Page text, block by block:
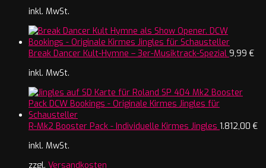
inkl. MwSt.
Break Dancer Kult-Hymne – 3er-Musiktrack-Spezial 9,99 €
inkl. MwSt.
R-Mk2 Booster Pack - Individuelle Kirmes Jingles 1.812,00 €
inkl. MwSt.
zzgl. Versandkosten